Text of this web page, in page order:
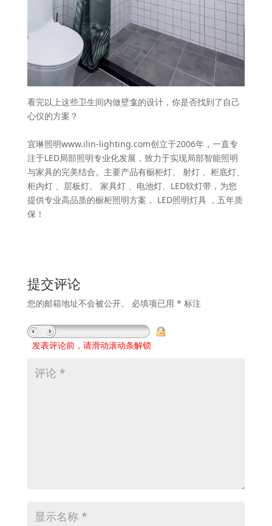
看完以上这些卫生间内做壁龛的设计，你是否找到了自己
心仪的方案？
宜琳照明www.ilin-lighting.com创立于2006年，一直专
注于LED局部照明专业化发展，致力于实现局部智能照明
与家具的完美结合。主要产品有橱柜灯、 射灯 、柜底灯、
柜内灯 、层板灯、 家具灯 、电池灯、LED软灯带，为您
提供专业高品质的橱柜照明方案， LED照明灯具 ，五年质
保！
提交评论
您的邮箱地址不会被公开。 必填项已用 * 标注
发表评论前，请滑动滚动条解锁